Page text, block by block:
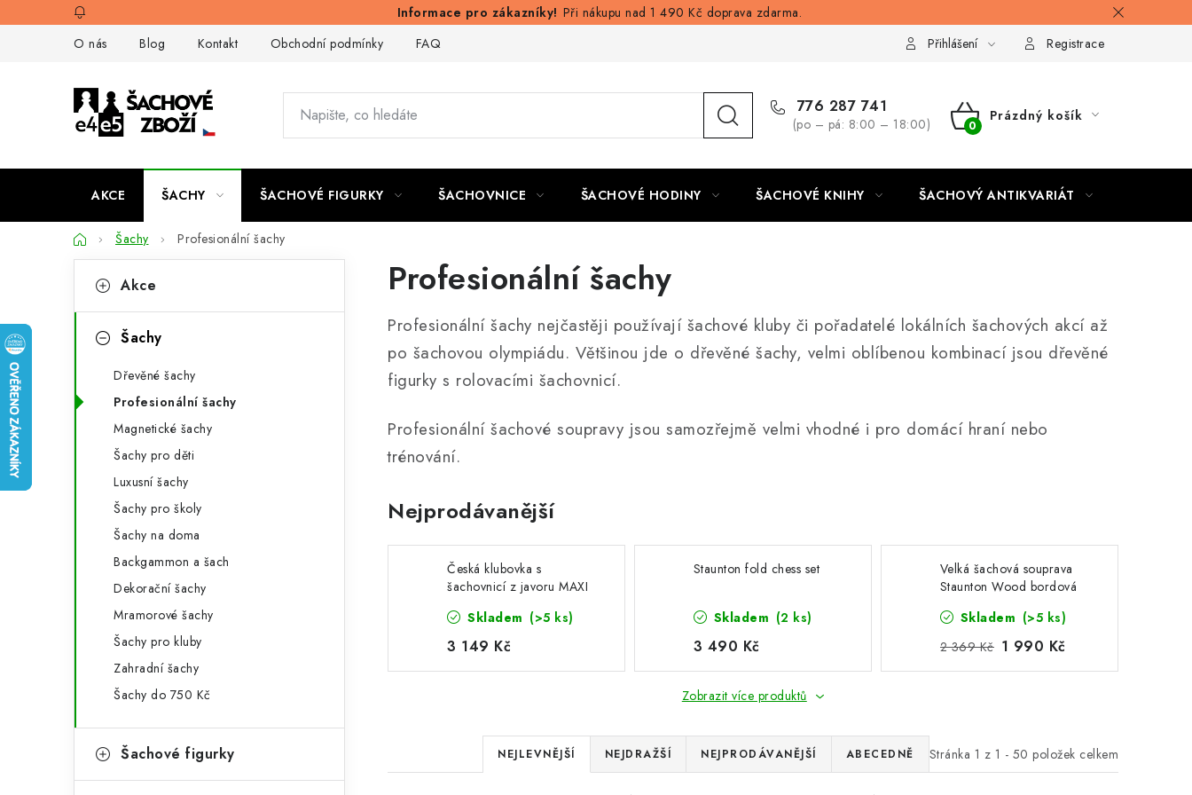
na
Při nákupu nad 1 490 Kč doprava zdarma.
O nás
Blog Kontakt Obchodní podmínky FAQ Přihlášení Registrace
776 287 741
(po – pá: 8:00 – 18:00)
NÁKUPNÍ
Prázdný košík
AKCE ŠACHY ŠACHOVÉ FIGURKY ŠACHOVNICE ŠACHOVÉ HODINY ŠACHOVÉ KNIHY ŠACHOVÝ ANTIKVARIÁT
DomůŠachy Profesionální šachy
o
r
kategorie
a
g
o
Akce
Šachy
Dřevěné šachy
Profesionální šachy
Magnetické šachy
Šachy pro děti
Luxusní šachy
Šachy pro školy
Šachy na doma
Backgammon a šach
Dekorační šachy
Mramorové šachy
Šachy pro kluby
Zahradní šachy
Šachy do 750 Kč
Šachové figurky
Profesionální šachy
Profesionální šachy nejčastěji používají šachové kluby či pořadatelé lokálních šachových akcí až
po šachovou olympiádu. Většinou jde o dřevěné šachy, velmi oblíbenou kombinací jsou dřevěné
figurky s rolovacími šachovnicí.
Profesionální šachové soupravy jsou samozřejmě velmi vhodné i pro domácí hraní nebo
trénování.
Nejprodávanější
Česká klubovka s
šachovnicí z javoru MAXI
Skladem (>5 ks)
3 149 Kč
Staunton fold chess set
Skladem (2 ks)
3 490 Kč
Velká šachová souprava
Staunton Wood bordová
Skladem (>5 ks)
2 369 Kč 1 990 Kč
Zobrazit více produktů
Stránka 1 z 1 - 50 položek celkem
Ř
a
NEJLEVNĚJŠÍ NEJDRAŽŠÍ NEJPRODÁVANĚJŠÍ ABECEDNĚ